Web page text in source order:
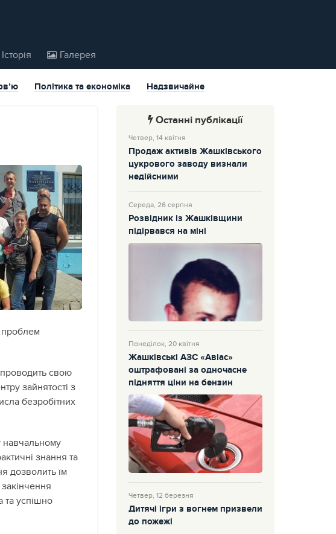
Історія Галерея
Політика та економіка Надзвичайне
проблем
свою
зайнятості з
безробітних
навчальному
знання та
дозволить їм
та успішно
Останні публікації
Четвер, 14 квітня
Продаж активів Жашківського
цукрового заводу визнали
недійсними
Середа, 26 серпня
Розвідник із Жашківщини
підірвався на міні
Понеділок, 20 квітня
Жашківські АЗС «Авіас»
оштрафовані за одночасне
підняття ціни на бензин
Четвер, 12 березня
Дитячі ігри з вогнем призвели
до пожежі